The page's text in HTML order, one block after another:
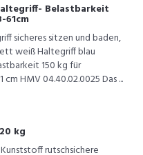
Belastbarkeit
61cm
sicheres sitzen und baden,
weiß Haltegriff blau
150 kg für
HMV 04.40.02.0025 Das ...
kg
rutschsichere